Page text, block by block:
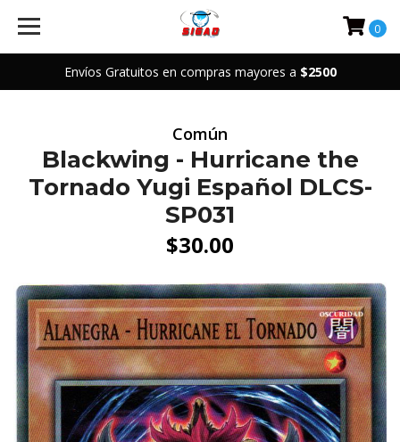
Envíos Gratuitos en compras mayores a $2500
0
Común
Blackwing - Hurricane the
Tornado Yugi Español DLCS-
SP031
$30.00